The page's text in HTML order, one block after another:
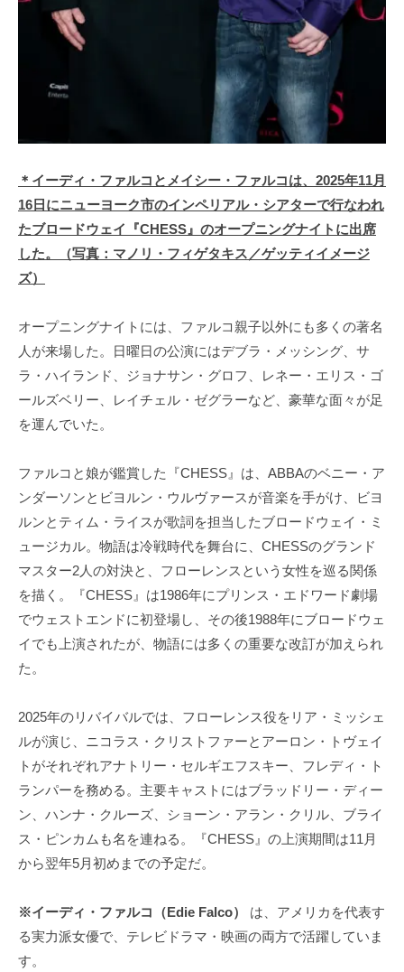
＊イーディ・ファルコとメイシー・ファルコは、2025年11月
16日にニューヨーク市のインペリアル・シアターで行なわれ
たブロードウェイ『CHESS』のオープニングナイトに出席
した。（写真：マノリ・フィゲタキス／ゲッティイメージ
ズ）
オープニングナイトには、ファルコ親子以外にも多くの著名
人が来場した。日曜日の公演にはデブラ・メッシング、サ
ラ・ハイランド、ジョナサン・グロフ、レネー・エリス・ゴ
ールズベリー、レイチェル・ゼグラーなど、豪華な面々が足
を運んでいた。
ファルコと娘が鑑賞した『CHESS』は、ABBAのベニー・ア
ンダーソンとビヨルン・ウルヴァースが音楽を手がけ、ビヨ
ルンとティム・ライスが歌詞を担当したブロードウェイ・ミ
ュージカル。物語は冷戦時代を舞台に、CHESSのグランド
マスター2人の対決と、フローレンスという女性を巡る関係
を描く。『CHESS』は1986年にプリンス・エドワード劇場
でウェストエンドに初登場し、その後1988年にブロードウェ
イでも上演されたが、物語には多くの重要な改訂が加えられ
た。
2025年のリバイバルでは、フローレンス役をリア・ミッシェ
ルが演じ、ニコラス・クリストファーとアーロン・トヴェイ
トがそれぞれアナトリー・セルギエフスキー、フレディ・ト
ランパーを務める。主要キャストにはブラッドリー・ディー
ン、ハンナ・クルーズ、ショーン・アラン・クリル、ブライ
ス・ピンカムも名を連ねる。『CHESS』の上演期間は11月
から翌年5月初めまでの予定だ。
※イーディ・ファルコ（Edie Falco）
は、アメリカを代表す
る実力派女優で、テレビドラマ・映画の両方で活躍していま
す。